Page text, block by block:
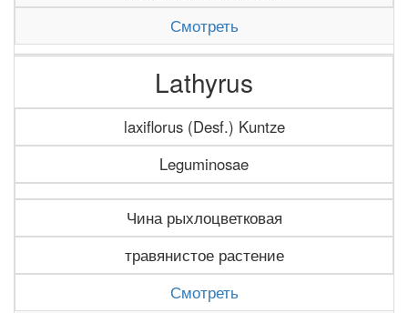
Смотреть
Lathyrus
laxiflorus (Desf.) Kuntze
Leguminosae
Чина рыхлоцветковая
травянистое растение
Смотреть